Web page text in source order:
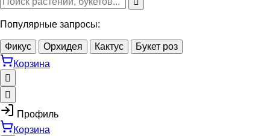
Популярные запросы:
Фикус Орхидея Кактус
Букет роз
Корзина
Профиль
Корзина